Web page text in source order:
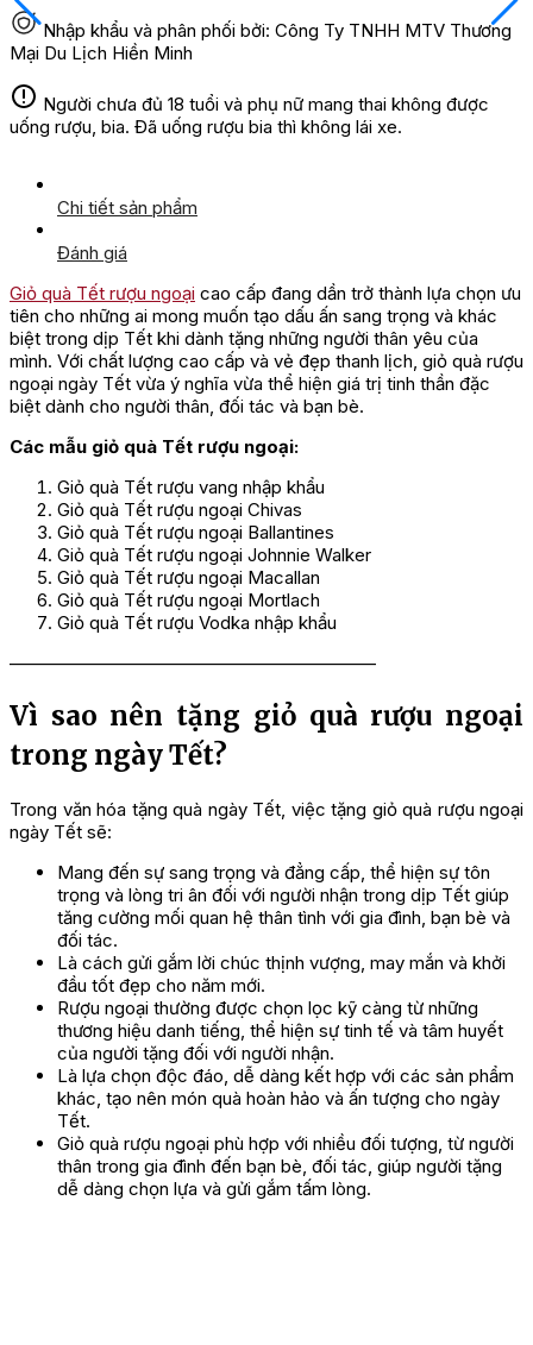
Nhập khẩu và phân phối bởi: Công Ty TNHH MTV Thương
Mại Du Lịch Hiền Minh
Người chưa đủ 18 tuổi và phụ nữ mang thai không được
uống rượu, bia. Đã uống rượu bia thì không lái xe.
Chi tiết sản phẩm
Đánh giá
Giỏ quà Tết rượu ngoại cao cấp đang dần trở thành lựa chọn ưu
tiên cho những ai mong muốn tạo dấu ấn sang trọng và khác
biệt trong dịp Tết khi dành tặng những người thân yêu của
mình. Với chất lượng cao cấp và vẻ đẹp thanh lịch, giỏ quà rượu
ngoại ngày Tết vừa ý nghĩa vừa thể hiện giá trị tinh thần đặc
biệt dành cho người thân, đối tác và bạn bè.
Các mẫu giỏ quà Tết rượu ngoại:
Giỏ quà Tết rượu vang nhập khẩu
Giỏ quà Tết rượu ngoại Chivas
Giỏ quà Tết rượu ngoại Ballantines
Giỏ quà Tết rượu ngoại Johnnie Walker
Giỏ quà Tết rượu ngoại Macallan
Giỏ quà Tết rượu ngoại Mortlach
Giỏ quà Tết rượu Vodka nhập khẩu
————————————————————–
Vì sao nên tặng giỏ quà rượu ngoại
trong ngày Tết?
Trong văn hóa tặng quà ngày Tết, việc tặng giỏ quà rượu ngoại
ngày Tết sẽ:
Mang đến sự sang trọng và đẳng cấp, thể hiện sự tôn
trọng và lòng tri ân đối với người nhận trong dịp Tết giúp
tăng cường mối quan hệ thân tình với gia đình, bạn bè và
đối tác.
Là cách gửi gắm lời chúc thịnh vượng, may mắn và khởi
đầu tốt đẹp cho năm mới.
Rượu ngoại thường được chọn lọc kỹ càng từ những
thương hiệu danh tiếng, thể hiện sự tinh tế và tâm huyết
của người tặng đối với người nhận.
Là lựa chọn độc đáo, dễ dàng kết hợp với các sản phẩm
khác, tạo nên món quà hoàn hảo và ấn tượng cho ngày
Tết.
Giỏ quà rượu ngoại phù hợp với nhiều đối tượng, từ người
thân trong gia đình đến bạn bè, đối tác, giúp người tặng
dễ dàng chọn lựa và gửi gắm tấm lòng.